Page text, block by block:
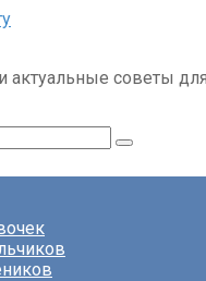
советы